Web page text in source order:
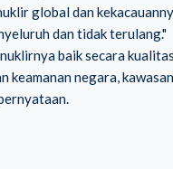
global dan
dan tidak terulang."
baik secara
negara,